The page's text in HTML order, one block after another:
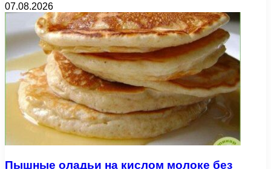
07.08.2026
Пышные оладьи на кислом молоке без